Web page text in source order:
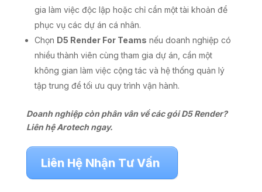
gia làm việc độc lập hoặc chỉ cần một tài khoản để
phục vụ các dự án cá nhân.
Chọn D5 Render For Teams nếu doanh nghiệp có
nhiều thành viên cùng tham gia dự án, cần một
không gian làm việc cộng tác và hệ thống quản lý
tập trung để tối ưu quy trình vận hành.
Doanh nghiệp còn phân vân về các gói D5 Render?
Liên hệ Arotech ngay.
Liên Hệ Nhận Tư Vấn